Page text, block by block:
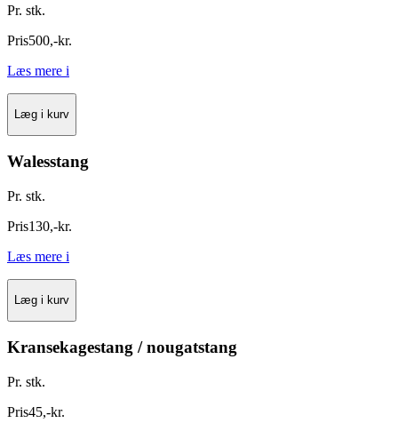
Pr. stk.
Pris500,-kr.
Læs mere i
Læg i kurv
Walesstang
Pr. stk.
Pris130,-kr.
Læs mere i
Læg i kurv
Kransekagestang / nougatstang
Pr. stk.
Pris45,-kr.